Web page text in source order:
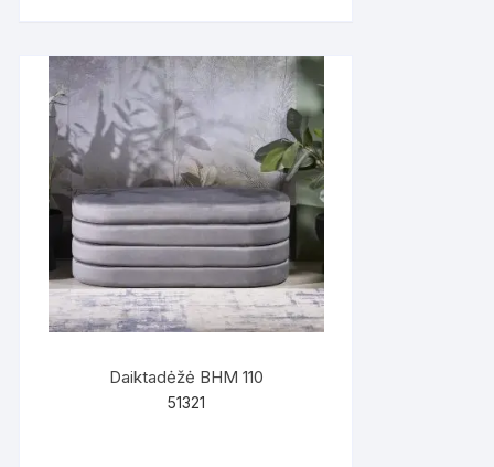
Daiktadėžė BHM 110
51321